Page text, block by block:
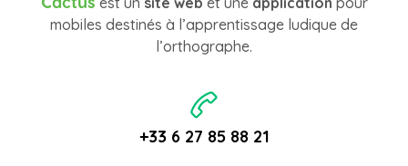
mobiles destinés à l’apprentissage ludique de
l’orthographe.
+33 6 27 85 88 21